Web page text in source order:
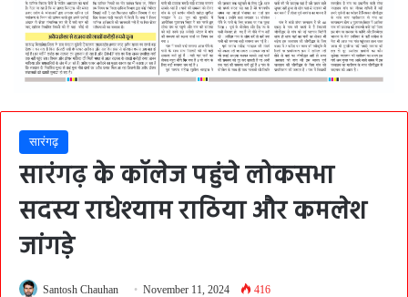
सारंगढ़
सारंगढ़ के कॉलेज पहुंचे लोकसभा
सदस्य राधेश्याम राठिया और कमलेश
जांगड़े
Santosh Chauhan November 11, 2024 416